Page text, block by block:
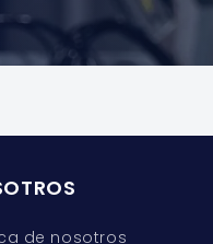
de nosotros